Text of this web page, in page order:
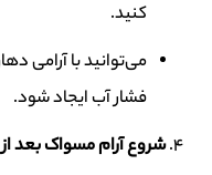
کنید.
می‌توانید با آرامی
فشار آب ایجاد شود.
شروع آرام مسواک بعد